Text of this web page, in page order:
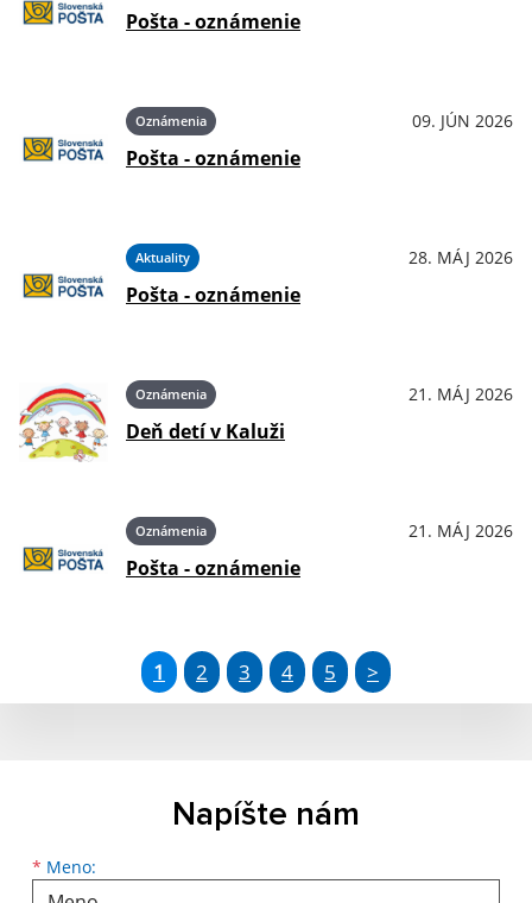
Pošta - oznámenie
Oznámenia 09. JÚN 2026
Pošta - oznámenie
Aktuality 28. MÁJ 2026
Pošta - oznámenie
Oznámenia 21. MÁJ 2026
Deň detí v Kaluži
Oznámenia 21. MÁJ 2026
Pošta - oznámenie
1 2 3 4 5 >
Napíšte nám
* Meno:
Meno
Priezvisko
E-mailová adresa